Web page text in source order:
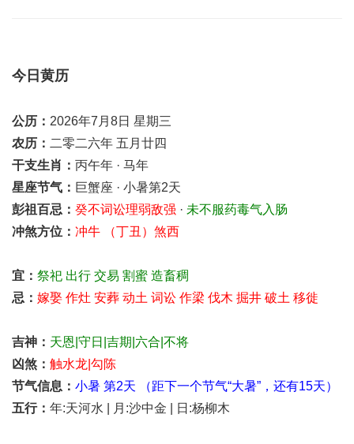
今日黄历
公历： 2026年7月8日 星期三
农历： 二零二六年 五月廿四
干支生肖： 丙午年 · 马年
星座节气： 巨蟹座 · 小暑第2天
彭祖百忌： 癸不词讼理弱敌强 · 未不服药毒气入肠
冲煞方位： 冲牛 （丁丑）煞西
宜： 祭祀 出行 交易 割蜜 造畜稠
忌： 嫁娶 作灶 安葬 动土 词讼 作梁 伐木 掘井 破土 移徙
吉神： 天恩|守日|吉期|六合|不将
凶煞： 触水龙|勾陈
节气信息： 小暑 第2天 （距下一个节气“大暑”，还有15天）
五行： 年:天河水 | 月:沙中金 | 日:杨柳木